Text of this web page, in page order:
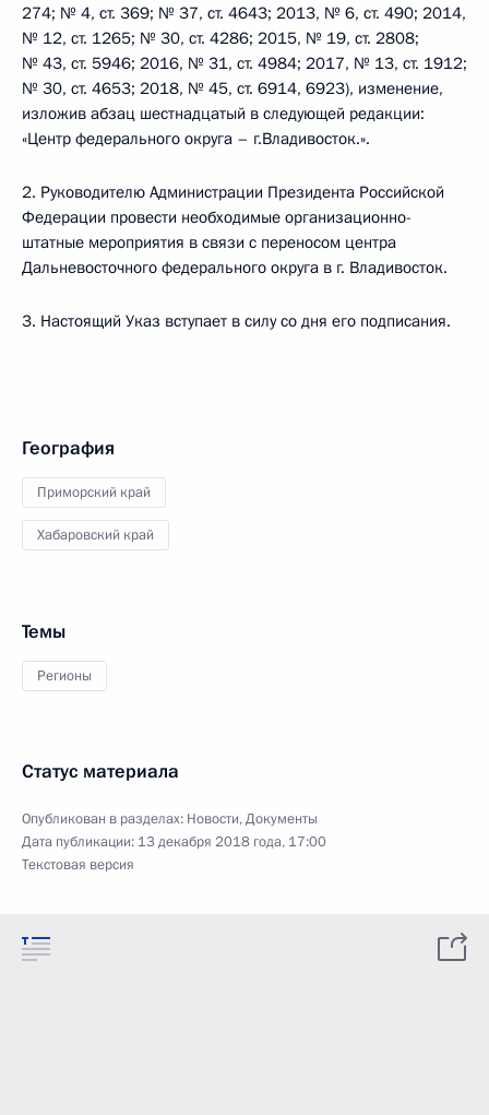
274; № 4, ст. 369; № 37, ст. 4643; 2013, № 6, ст. 490; 2014,
№ 12, ст. 1265; № 30, ст. 4286; 2015, № 19, ст. 2808;
№ 43, ст. 5946; 2016, № 31, ст. 4984; 2017, № 13, ст. 1912;
№ 30, ст. 4653; 2018, № 45, ст. 6914, 6923), изменение,
изложив абзац шестнадцатый в следующей редакции:
«Центр федерального округа – г.Владивосток.».
2. Руководителю Администрации Президента Российской
Федерации провести необходимые организационно-
штатные мероприятия в связи с переносом центра
Дальневосточного федерального округа в г. Владивосток.
3. Настоящий Указ вступает в силу со дня его подписания.
География
Приморский край
Хабаровский край
Темы
Регионы
Статус материала
Опубликован в разделах: Новости,Документы
Дата публикации: 13 декабря 2018 года, 17:00
Текстовая версия